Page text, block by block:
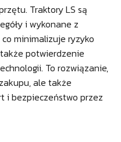
Traktory LS są
i wykonane z
co minimalizuje ryzyko
potwierdzenie
To rozwiązanie,
ale także
i bezpieczeństwo przez